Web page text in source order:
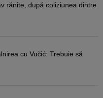
rănite, după coliziunea dintre
cu Vučić: Trebuie să